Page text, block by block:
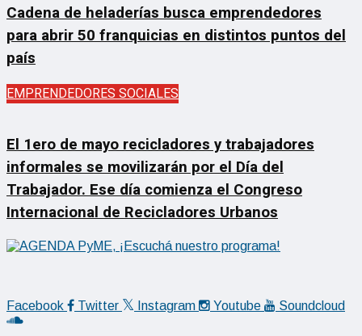
Cadena de heladerías busca emprendedores
para abrir 50 franquicias en distintos puntos del
país
EMPRENDEDORES SOCIALES
El 1ero de mayo recicladores y trabajadores
informales se movilizarán por el Día del
Trabajador. Ese día comienza el Congreso
Internacional de Recicladores Urbanos
Facebook Twitter Instagram Youtube Soundcloud